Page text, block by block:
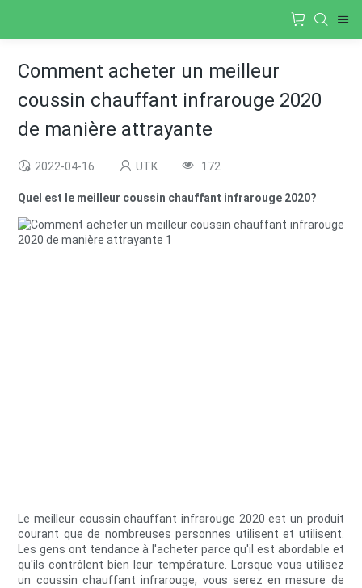
Comment acheter un meilleur
coussin chauffant infrarouge 2020
de manière attrayante
2022-04-16 UTK 172
Quel est le meilleur coussin chauffant infrarouge 2020?
Le meilleur coussin chauffant infrarouge 2020 est un produit
courant que de nombreuses personnes utilisent et utilisent.
Les gens ont tendance à l'acheter parce qu'il est abordable et
qu'ils contrôlent bien leur température. Lorsque vous utilisez
un coussin chauffant infrarouge, vous serez en mesure de